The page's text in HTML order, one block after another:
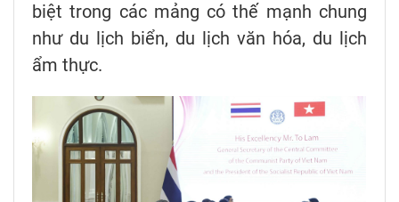
biệt trong các mảng có thế mạnh chung
như du lịch biển, du lịch văn hóa, du lịch
ẩm thực.